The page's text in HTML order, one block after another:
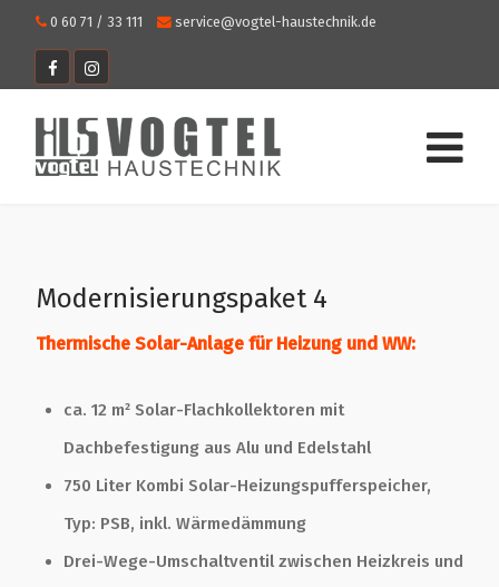
0 60 71 / 33 111 service@vogtel-haustechnik.de
Modernisierungspaket 4
Thermische Solar-Anlage für Heizung und WW:
ca. 12 m² Solar-Flachkollektoren mit
Dachbefestigung aus Alu und Edelstahl
750 Liter Kombi Solar-Heizungspufferspeicher,
Typ: PSB, inkl. Wärmedämmung
Drei-Wege-Umschaltventil zwischen Heizkreis und